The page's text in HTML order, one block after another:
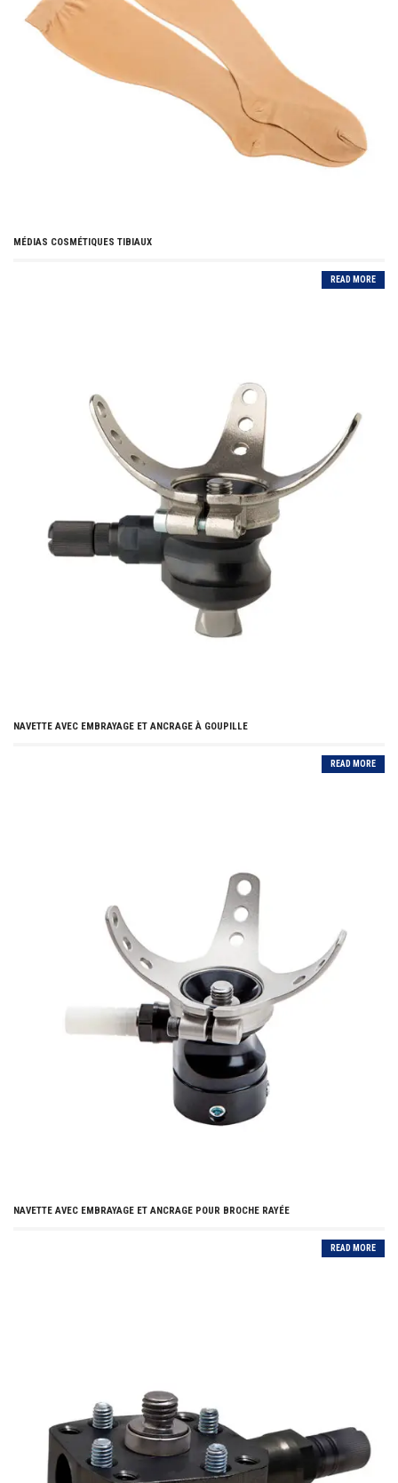
MÉDIAS COSMÉTIQUES TIBIAUX
READ MORE
NAVETTE AVEC EMBRAYAGE ET ANCRAGE À GOUPILLE
READ MORE
NAVETTE AVEC EMBRAYAGE ET ANCRAGE POUR BROCHE RAYÉE
READ MORE